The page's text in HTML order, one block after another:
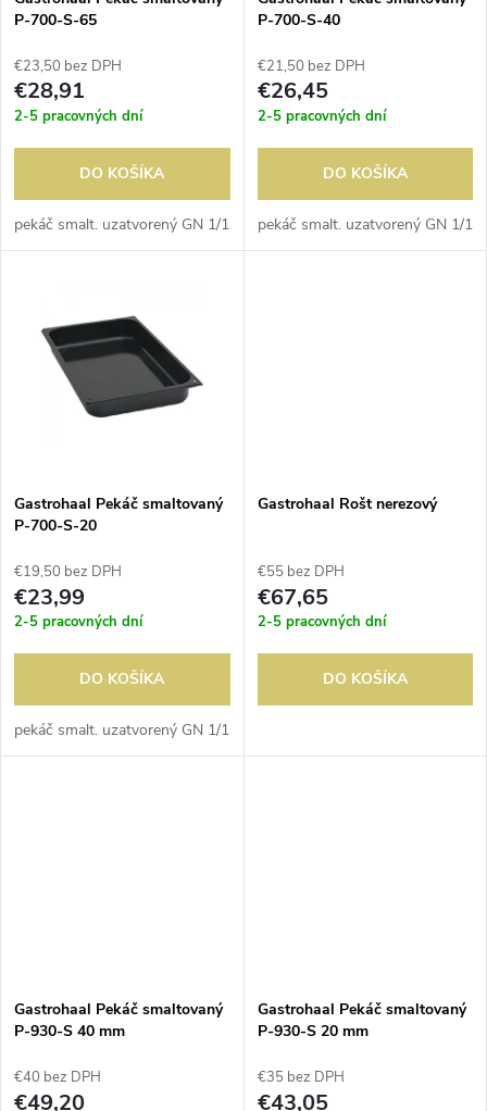
e
p
r
d
v
p
r
o
d
u
P-700-S-65
€23,50 bez DPH
€28,91
2-5 pracovných dní
DO KOŠÍKA
pekáč smalt. uzatvorený GN 1/1
P-700-S-40
€21,50 bez DPH
€26,45
2-5 pracovných dní
DO KOŠÍKA
pekáč smalt. uzatvorený GN 1/1
Gastrohaal Pekáč smaltovaný
P-700-S-20
€19,50 bez DPH
€23,99
2-5 pracovných dní
DO KOŠÍKA
pekáč smalt. uzatvorený GN 1/1
Gastrohaal Rošt nerezový
€55 bez DPH
€67,65
2-5 pracovných dní
DO KOŠÍKA
Gastrohaal Pekáč smaltovaný
P-930-S 40 mm
€40 bez DPH
€49,20
Gastrohaal Pekáč smaltovaný
P-930-S 20 mm
€35 bez DPH
€43,05